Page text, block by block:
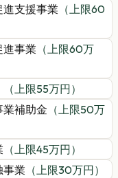
支援事業 （上限60
事業 （上限60万
（上限55万円）
補助金 （上限50万
（上限45万円）
事業 （上限30万円）